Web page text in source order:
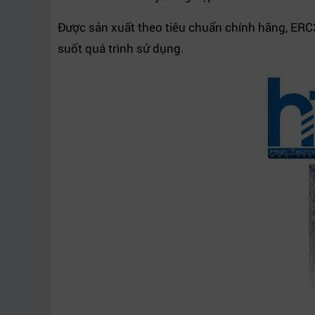
Được sản xuất theo tiêu chuẩn chính hãng,
suốt quá trình sử dụng.